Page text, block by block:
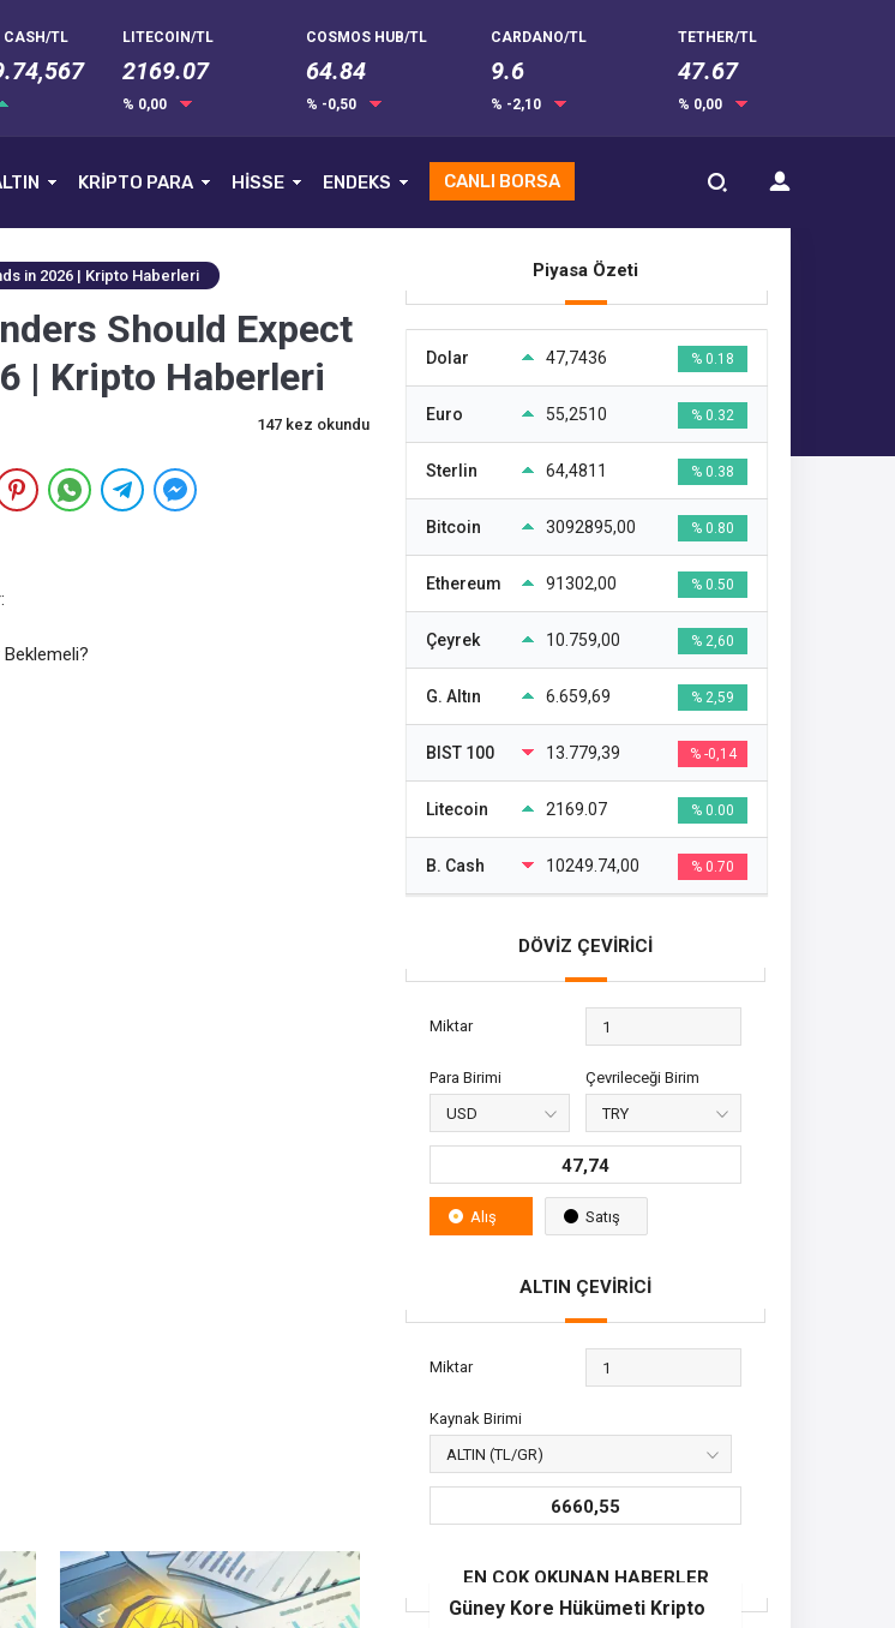
CASH/TL LITECOIN/TL
2169.07
% 0,00
COSMOS HUB/TL
64.84
% -0,50
CARDANO/TL
9.6
% -2,10
TETHER/TL
47.67
% 0,00
KRİPTO PARA HİSSE ENDEKS CANLI BORSA
in 2026 | Kripto Haberleri
Should Expect
| Kripto Haberleri
147 kez okundu
Piyasa Özeti
Dolar 47,7436 % 0.18
Euro 55,2510 % 0.32
Sterlin 64,4811 % 0.38
Bitcoin 3092895,00 % 0.80
Ethereum 91302,00 % 0.50
Çeyrek 10.759,00 % 2,60
G. Altın 6.659,69 % 2,59
BIST 100 13.779,39 % -0,14
Litecoin 2169.07 % 0.00
B. Cash 10249.74,00 % 0.70
DÖVİZ ÇEVİRİCİ
Miktar
Para Birimi Çevrileceği Birim
47,74
Alış Satış
ALTIN ÇEVİRİCİ
Miktar
Kaynak Birimi
6660,55
EN ÇOK OKUNAN HABERLER
Güney Kore Hükümeti Kripto